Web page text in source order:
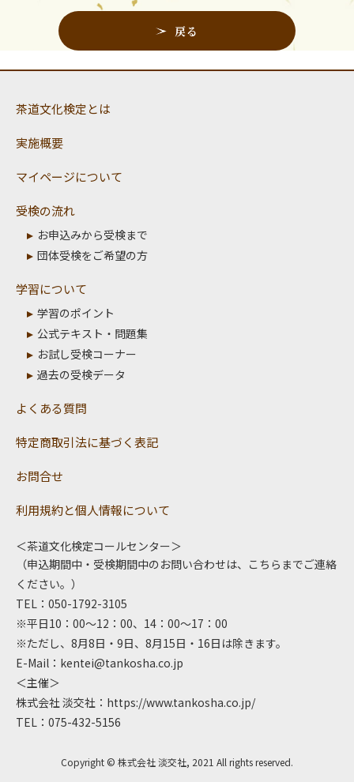
戻る
茶道文化検定とは
実施概要
マイページについて
受検の流れ
お申込みから受検まで
団体受検をご希望の方
学習について
学習のポイント
公式テキスト・問題集
お試し受検コーナー
過去の受検データ
よくある質問
特定商取引法に基づく表記
お問合せ
利用規約と個人情報について
＜茶道文化検定コールセンター＞
（申込期間中・受検期間中のお問い合わせは、こちらまでご連絡
ください。）
TEL：050-1792-3105
※平日10：00～12：00、14：00～17：00
※ただし、8月8日・9日、8月15日・16日は除きます。
E-Mail： kentei@tankosha.co.jp
＜主催＞
株式会社 淡交社： https://www.tankosha.co.jp/
TEL：075-432-5156
Copyright © 株式会社 淡交社, 2021 All rights reserved.